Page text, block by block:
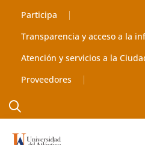
Participa
Transparencia y acceso a la
Atención y servicios a la
Proveedores